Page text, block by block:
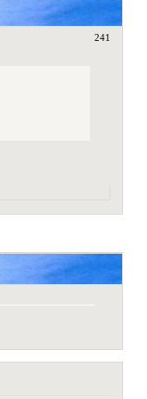
241